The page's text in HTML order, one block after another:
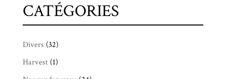
CATÉGORIES
Divers (32)
Harvest(1)